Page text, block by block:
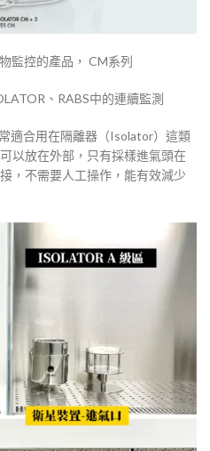
監控的產品， CM系列
、RABS中的連續監測
適合用在隔離器（Isolator）這類
以放在外部，只有採樣進氣頭在
，不需要人工操作，能有效減少